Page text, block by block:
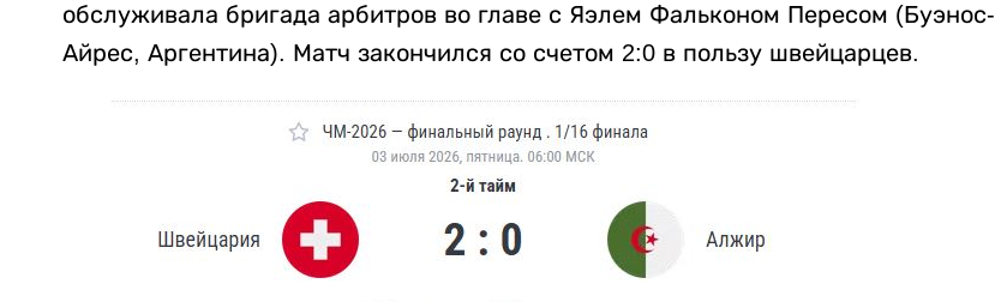
обслуживала бригада арбитров во главе с Яэлем Фальконом Пересом (Буэнос-
Айрес, Аргентина). Матч закончился со счетом 2:0 в пользу швейцарцев.